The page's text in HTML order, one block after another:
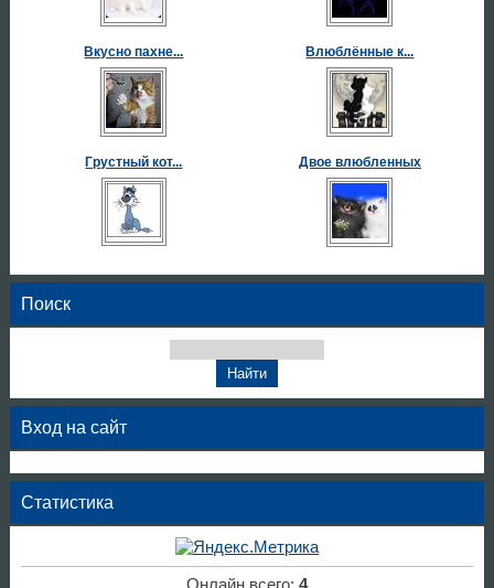
Вкусно пахне... Влюблённые к...
Грустный кот... Двое влюбленных
Поиск
Вход на сайт
Статистика